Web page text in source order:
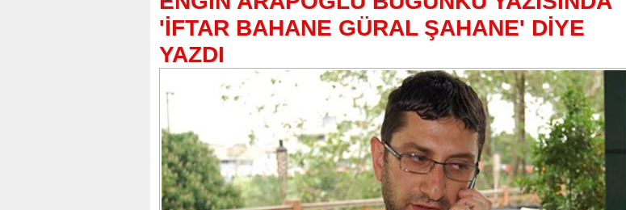
'İFTAR BAHANE GÜRAL ŞAHANE' DİYE
YAZDI